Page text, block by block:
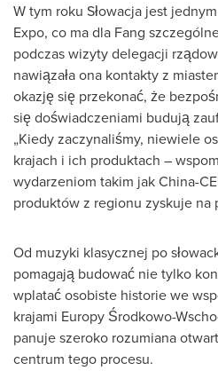
W tym roku Słowacja jest
Expo, co ma dla Fang
podczas wizyty delegacji
nawiązała ona kontakty z
okazję się przekonać, że
się doświadczeniami budują
„Kiedy zaczynaliśmy, niewiele
krajach i ich produktach –
wydarzeniom takim jak China-
produktów z regionu zyskuje na
Od muzyki klasycznej po
pomagają budować nie tylko
wplatać osobiste historie we
krajami Europy Środkowo-
panuje szeroko rozumiana
centrum tego procesu.